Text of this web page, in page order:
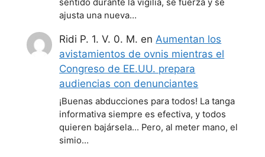
sentido durante la vigilia, se fuerza y se
ajusta una nueva…
Ridi P. 1. V. 0. M. enAumentan los
avistamientos de ovnis mientras el
Congreso de EE.UU. prepara
audiencias con denunciantes
¡Buenas abducciones para todos! La tanga
informativa siempre es efectiva, y todos
quieren bajársela... Pero, al meter mano, el
simio…